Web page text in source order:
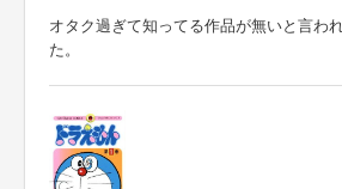
オタク過ぎて知ってる作品が無いと言わ
た。